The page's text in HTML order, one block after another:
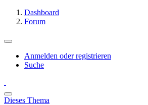
Dashboard
Forum
Anmelden oder registrieren
Suche
Dieses Thema